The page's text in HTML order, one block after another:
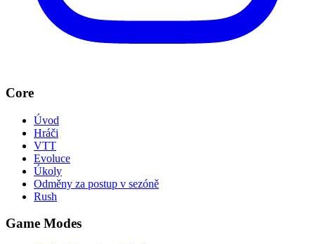
Core
Úvod
Hráči
VTT
Evoluce
Úkoly
Odměny za postup v sezóně
Rush
Game Modes